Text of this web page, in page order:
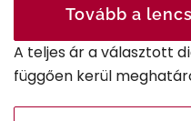
Tovább a
A teljes ár a választott
függően kerül